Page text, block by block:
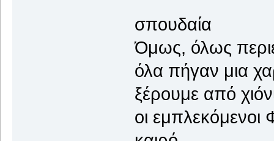
σπουδαία
Όμως, όλως
όλα πήγαν
ξέρουμε από
οι